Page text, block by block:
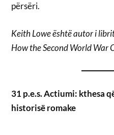
përsëri.
Keith Lowe është autor i
How the Second World War
31 p.e.s. Actiumi: kthesa
historisë romake